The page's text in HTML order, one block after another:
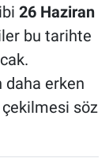
26 Haziran
bu tarihte
daha erken
söz